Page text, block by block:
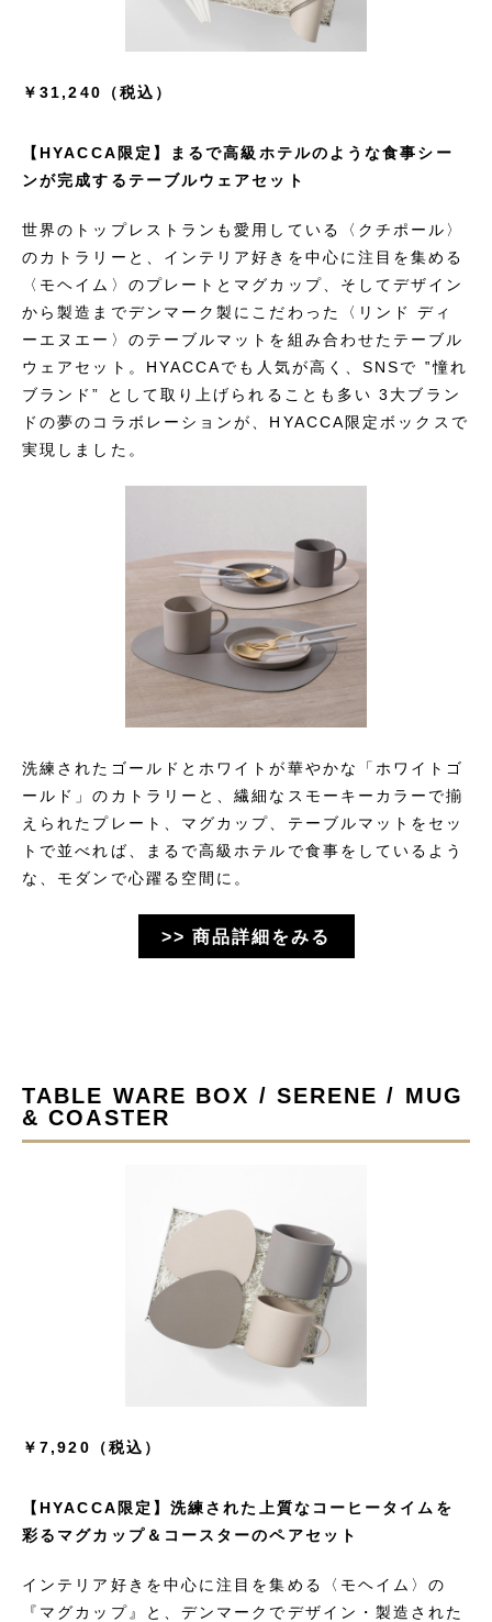
￥31,240（税込）
【HYACCA限定】まるで高級ホテルのような食事シー
ンが完成するテーブルウェアセット
世界のトップレストランも愛用している〈クチポール〉
のカトラリーと、インテリア好きを中心に注目を集める
〈モヘイム〉のプレートとマグカップ、そしてデザイン
から製造までデンマーク製にこだわった〈リンド ディ
ーエヌエー〉のテーブルマットを組み合わせたテーブル
ウェアセット。HYACCAでも人気が高く、SNSで ‟憧れ
ブランド” として取り上げられることも多い 3大ブラン
ドの夢のコラボレーションが、HYACCA限定ボックスで
実現しました。
洗練されたゴールドとホワイトが華やかな「ホワイトゴ
ールド」のカトラリーと、繊細なスモーキーカラーで揃
えられたプレート、マグカップ、テーブルマットをセッ
トで並べれば、まるで高級ホテルで食事をしているよう
な、モダンで心躍る空間に。
>> 商品詳細をみる
TABLE WARE BOX / SERENE / MUG
& COASTER
￥7,920（税込）
【HYACCA限定】洗練された上質なコーヒータイムを
彩るマグカップ＆コースターのペアセット
インテリア好きを中心に注目を集める〈モヘイム〉の
『マグカップ』と、デンマークでデザイン・製造された